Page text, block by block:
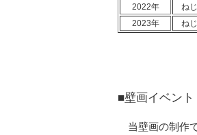
2022年
ねじ
2023年
ねじ
■壁画イベント
当壁画の制作